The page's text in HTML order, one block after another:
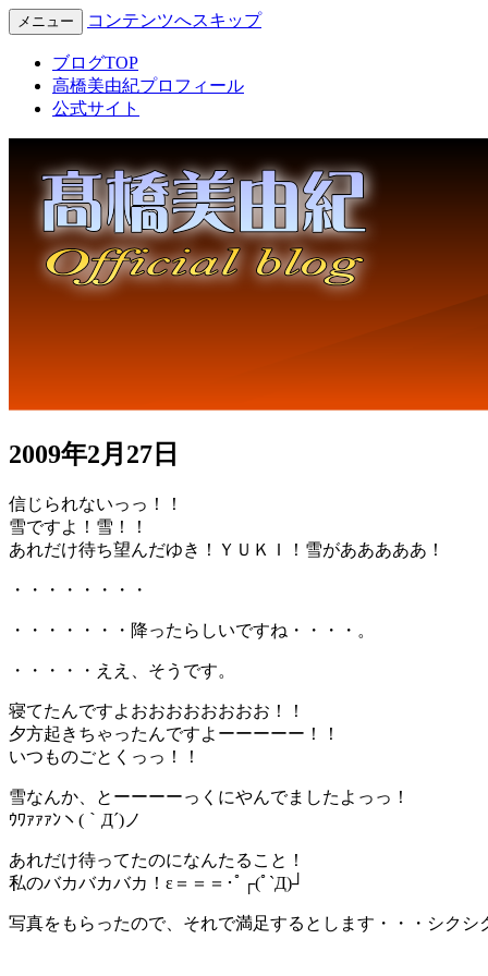
高橋美由紀オフィシャルブロ
Miyuki Takahashi Official Blog
メニュー コンテンツへスキップ
ブログTOP
高橋美由紀プロフィール
公式サイト
2009年2月27日
信じられないっっ！！
雪ですよ！雪！！
あれだけ待ち望んだゆき！ＹＵＫＩ！雪があああああ！
・・・・・・・・
・・・・・・・降ったらしいですね・・・・。
・・・・・ええ、そうです。
寝てたんですよおおおおおおおお！！
夕方起きちゃったんですよーーーーー！！
いつものごとくっっ！！
雪なんか、とーーーーっくにやんでましたよっっ！
ｳﾜｧｧｧﾝヽ(｀Д´)ノ
あれだけ待ってたのになんたること！
私のバカバカバカ！ε＝＝＝･ﾟ┌(ﾟ`Д)┘
写真をもらったので、それで満足するとします・・・シクシ